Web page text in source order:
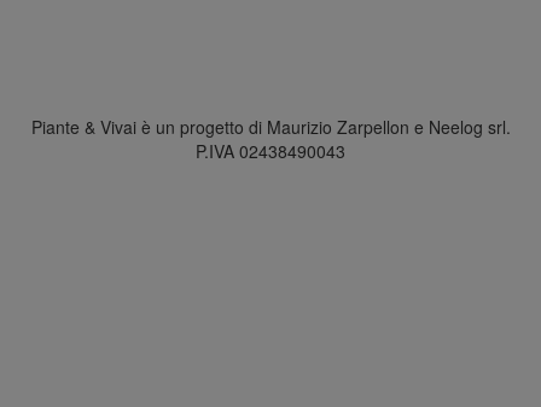
Piante & Vivai è un progetto di Maurizio Zarpellon e Neelog srl.
P.IVA 02438490043